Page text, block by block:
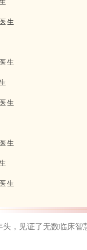
生
生
生
生
生
，见证了无数临床